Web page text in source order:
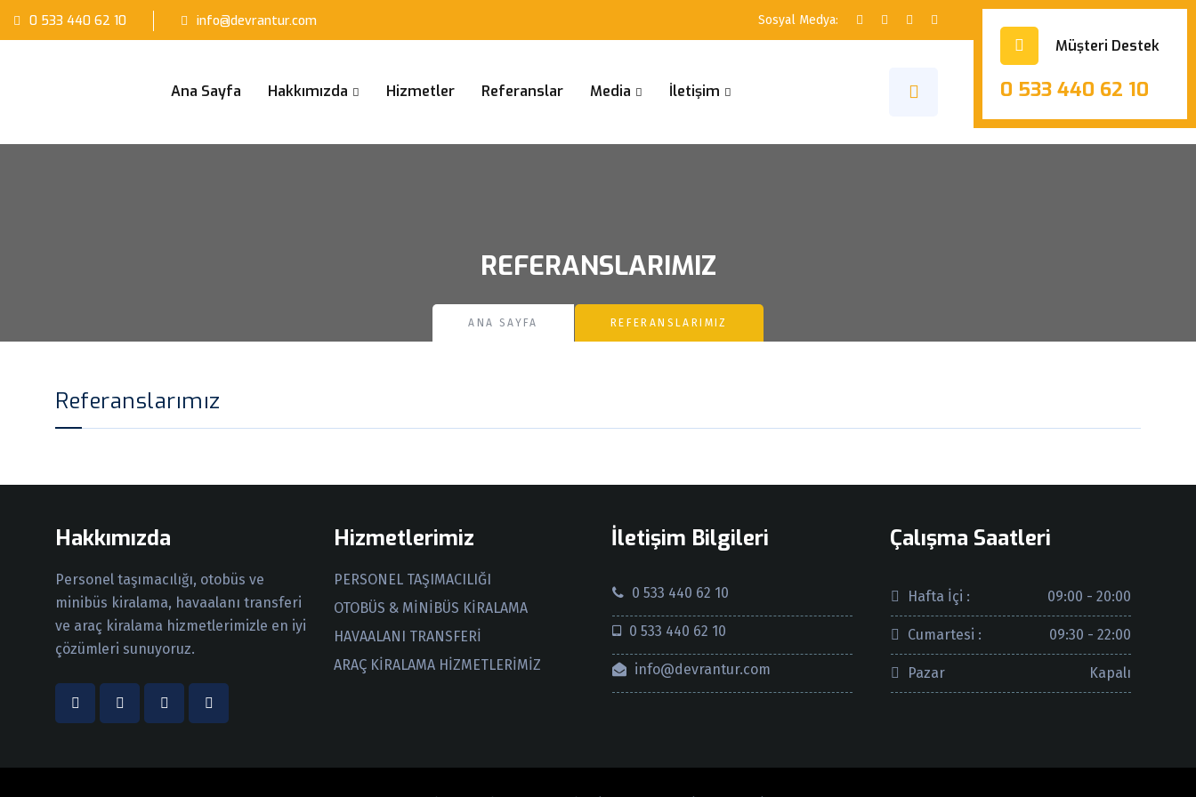
Müşteri Destek
0 533 440 62 10
0 533 440 62 10 info@devrantur.com Sosyal Medya:
Ana Sayfa Hakkımızda Hizmetler Referanslar Media İletişim
REFERANSLARIMIZ
ANA SAYFA REFERANSLARIMIZ
Referanslarımız
Hakkımızda
Personel taşımacılığı, otobüs ve
minibüs kiralama, havaalanı transferi
ve araç kiralama hizmetlerimizle en iyi
çözümleri sunuyoruz.
Hizmetlerimiz
PERSONEL TAŞIMACILIĞI
OTOBÜS & MİNİBÜS KİRALAMA
HAVAALANI TRANSFERİ
ARAÇ KİRALAMA HİZMETLERİMİZ
İletişim Bilgileri
0 533 440 62 10
0 533 440 62 10
info@devrantur.com
Çalışma Saatleri
Hafta İçi : 09:00 - 20:00
Cumartesi : 09:30 - 22:00
Pazar Kapalı